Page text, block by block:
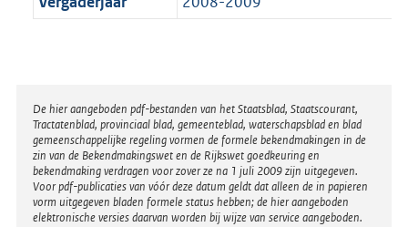
Disclaimer
De hier aangeboden pdf-bestanden van het Staatsblad, Staatscourant,
Tractatenblad, provinciaal blad, gemeenteblad, waterschapsblad en blad
gemeenschappelijke regeling vormen de formele bekendmakingen in de
zin van de Bekendmakingswet en de Rijkswet goedkeuring en
bekendmaking verdragen voor zover ze na 1 juli 2009 zijn uitgegeven.
Voor pdf-publicaties van vóór deze datum geldt dat alleen de in papieren
vorm uitgegeven bladen formele status hebben; de hier aangeboden
elektronische versies daarvan worden bij wijze van service aangeboden.